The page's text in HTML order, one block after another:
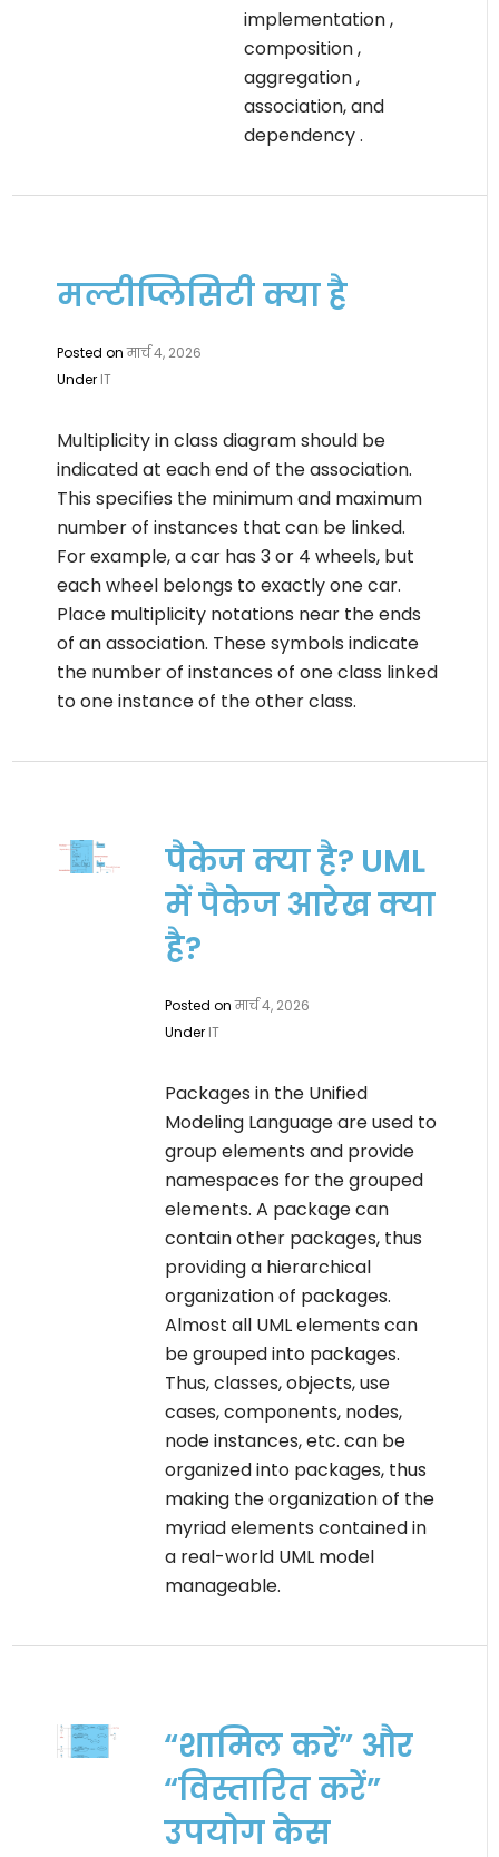
implementation ,
composition ,
aggregation ,
association, and
dependency .
मल्टीप्लिसिटी क्या है
Posted onमार्च 4, 2026
Under IT
Multiplicity in class diagram should be
indicated at each end of the association.
This specifies the minimum and maximum
number of instances that can be linked.
For example, a car has 3 or 4 wheels, but
each wheel belongs to exactly one car.
Place multiplicity notations near the ends
of an association. These symbols indicate
the number of instances of one class linked
to one instance of the other class.
पैकेज क्या है? UML
में पैकेज आरेख क्या
है?
Posted onमार्च 4, 2026
Under IT
Packages in the Unified
Modeling Language are used to
group elements and provide
namespaces for the grouped
elements. A package can
contain other packages, thus
providing a hierarchical
organization of packages.
Almost all UML elements can
be grouped into packages.
Thus, classes, objects, use
cases, components, nodes,
node instances, etc. can be
organized into packages, thus
making the organization of the
myriad elements contained in
a real-world UML model
manageable.
“शामिल करें” और
“विस्तारित करें”
उपयोग केस